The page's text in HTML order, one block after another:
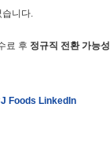
습니다.
료 후 정규직 전환 가능
Foods LinkedIn